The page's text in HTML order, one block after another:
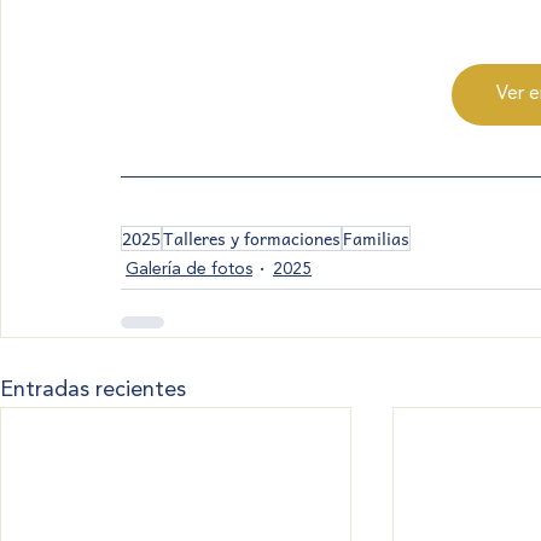
Ver
2025Talleres y formacionesFamilias
Galería de fotos 2025
Entradas recientes